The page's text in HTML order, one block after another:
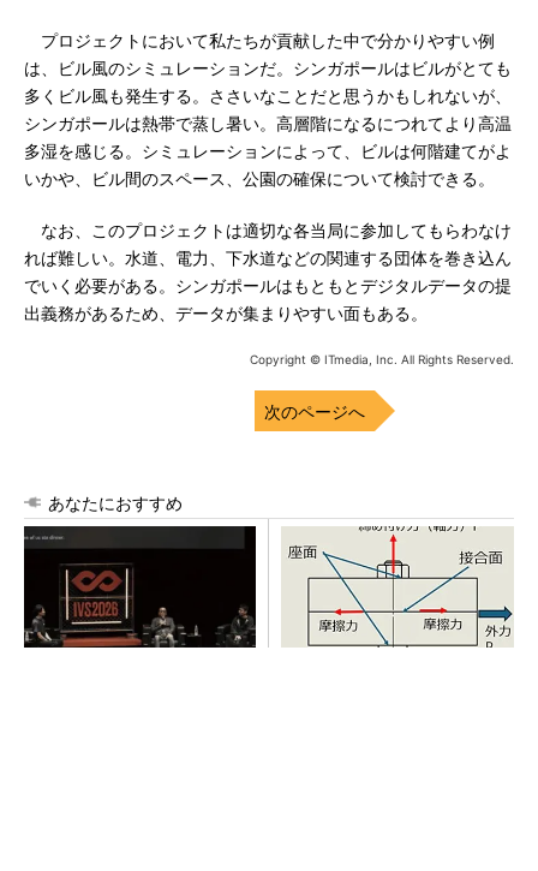
プロジェクトにおいて私たちが貢献した中で分かりやすい例
は、ビル風のシミュレーションだ。シンガポールはビルがとても
多くビル風も発生する。ささいなことだと思うかもしれないが、
シンガポールは熱帯で蒸し暑い。高層階になるにつれてより高温
多湿を感じる。シミュレーションによって、ビルは何階建てがよ
いかや、ビル間のスペース、公園の確保について検討できる。
なお、このプロジェクトは適切な各当局に参加してもらわなけ
れば難しい。水道、電力、下水道などの関連する団体を巻き込ん
でいく必要がある。シンガポールはもともとデジタルデータの提
出義務があるため、データが集まりやすい面もある。
Copyright © ITmedia, Inc. All Rights Reserved.
次のページへ
あなたにおすすめ